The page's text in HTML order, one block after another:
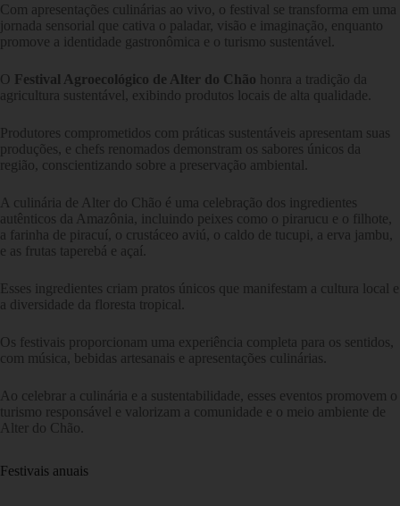
Com apresentações culinárias ao vivo, o festival se transforma em uma
jornada sensorial que cativa o paladar, visão e imaginação, enquanto
promove a identidade gastronômica e o turismo sustentável.
O Festival Agroecológico de Alter do Chão honra a tradição da
agricultura sustentável, exibindo produtos locais de alta qualidade.
Produtores comprometidos com práticas sustentáveis apresentam suas
produções, e chefs renomados demonstram os sabores únicos da
região, conscientizando sobre a preservação ambiental.
A culinária de Alter do Chão é uma celebração dos ingredientes
autênticos da Amazônia, incluindo peixes como o pirarucu e o filhote,
a farinha de piracuí, o crustáceo aviú, o caldo de tucupi, a erva jambu,
e as frutas taperebá e açaí.
Esses ingredientes criam pratos únicos que manifestam a cultura local e
a diversidade da floresta tropical.
Os festivais proporcionam uma experiência completa para os sentidos,
com música, bebidas artesanais e apresentações culinárias.
Ao celebrar a culinária e a sustentabilidade, esses eventos promovem o
turismo responsável e valorizam a comunidade e o meio ambiente de
Alter do Chão.
Festivais anuais